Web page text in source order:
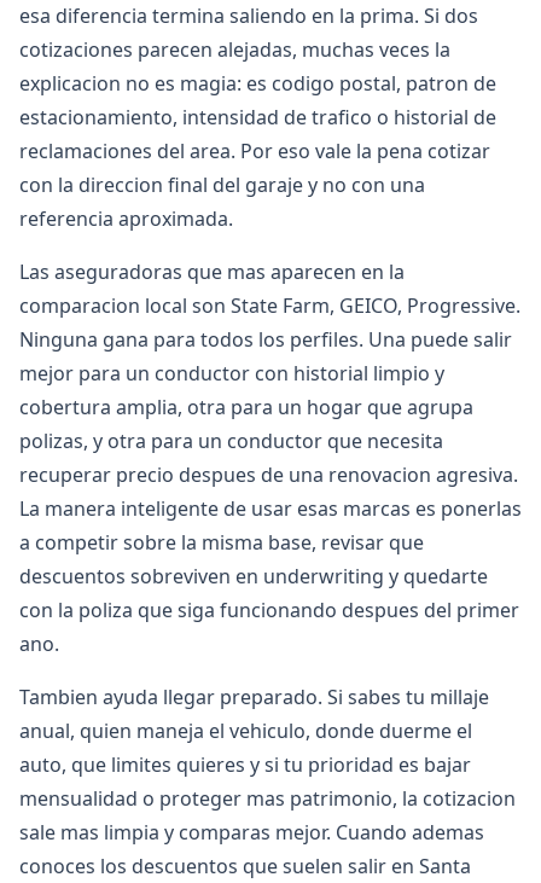
esa diferencia termina saliendo en la prima. Si dos
cotizaciones parecen alejadas, muchas veces la
explicacion no es magia: es codigo postal, patron de
estacionamiento, intensidad de trafico o historial de
reclamaciones del area. Por eso vale la pena cotizar
con la direccion final del garaje y no con una
referencia aproximada.
Las aseguradoras que mas aparecen en la
comparacion local son State Farm, GEICO, Progressive.
Ninguna gana para todos los perfiles. Una puede salir
mejor para un conductor con historial limpio y
cobertura amplia, otra para un hogar que agrupa
polizas, y otra para un conductor que necesita
recuperar precio despues de una renovacion agresiva.
La manera inteligente de usar esas marcas es ponerlas
a competir sobre la misma base, revisar que
descuentos sobreviven en underwriting y quedarte
con la poliza que siga funcionando despues del primer
ano.
Tambien ayuda llegar preparado. Si sabes tu millaje
anual, quien maneja el vehiculo, donde duerme el
auto, que limites quieres y si tu prioridad es bajar
mensualidad o proteger mas patrimonio, la cotizacion
sale mas limpia y comparas mejor. Cuando ademas
conoces los descuentos que suelen salir en Santa